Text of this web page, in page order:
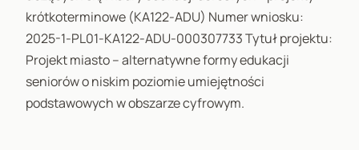
krótkoterminowe (KA122-ADU) Numer wniosku:
2025-1-PL01-KA122-ADU-000307733 Tytuł projektu:
Projekt miasto – alternatywne formy edukacji
seniorów o niskim poziomie umiejętności
podstawowych w obszarze cyfrowym.